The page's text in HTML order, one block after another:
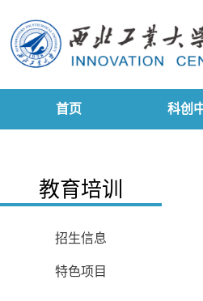
首页 科创
教育培训
招生信息
特色项目